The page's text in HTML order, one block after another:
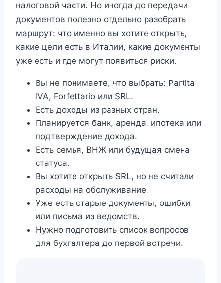
налоговой части. Но иногда до передачи
документов полезно отдельно разобрать
маршрут: что именно вы хотите открыть,
какие цели есть в Италии, какие документы
уже есть и где могут появиться риски.
Вы не понимаете, что выбрать: Partita
IVA, Forfettario или SRL.
Есть доходы из разных стран.
Планируется банк, аренда, ипотека или
подтверждение дохода.
Есть семья, ВНЖ или будущая смена
статуса.
Вы хотите открыть SRL, но не считали
расходы на обслуживание.
Уже есть старые документы, ошибки
или письма из ведомств.
Нужно подготовить список вопросов
для бухгалтера до первой встречи.